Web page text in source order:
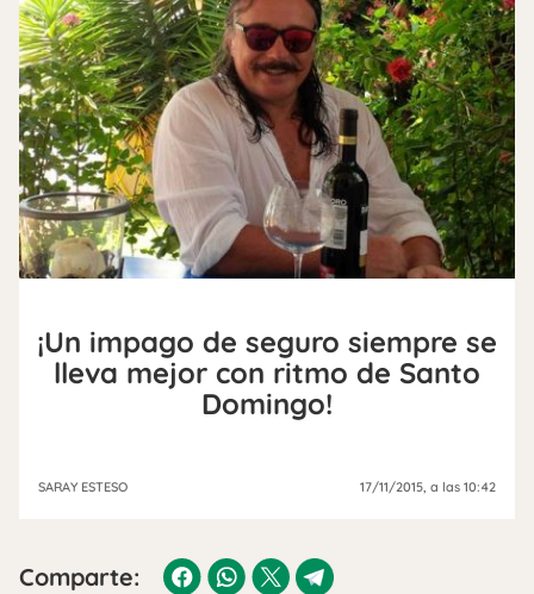
¡Un impago de seguro siempre se
lleva mejor con ritmo de Santo
Domingo!
SARAY ESTESO 17/11/2015 , a las 10:42
Comparte: